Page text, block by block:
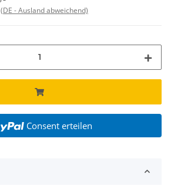
(DE - Ausland abweichend)
Consent erteilen